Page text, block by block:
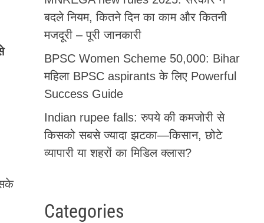
बदले नियम, कितने दिन का काम और कितनी
मजदूरी – पूरी जानकारी
BPSC Women Scheme 50,000: Bihar
महिला BPSC aspirants के लिए Powerful
Success Guide
Indian rupee falls: रुपये की कमजोरी से
किसको सबसे ज्यादा झटका—किसान, छोटे
व्यापारी या शहरों का मिडिल क्लास?
Categories